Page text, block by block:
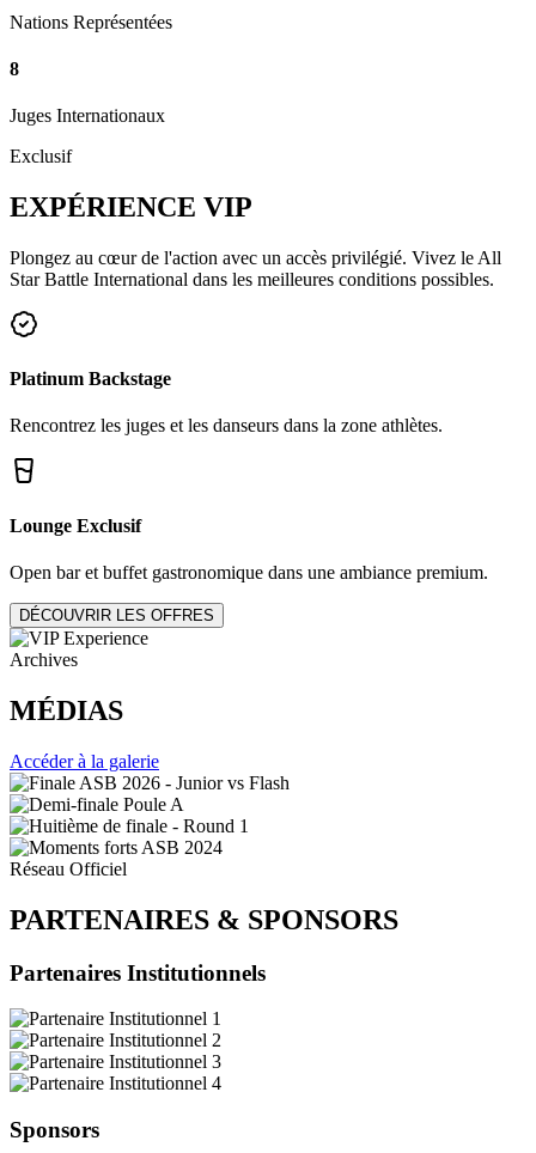
Nations Représentées
8
Juges Internationaux
Exclusif
EXPÉRIENCE VIP
Plongez au cœur de l'action avec un accès privilégié. Vivez le All
Star Battle International dans les meilleures conditions possibles.
Platinum Backstage
Rencontrez les juges et les danseurs dans la zone athlètes.
Lounge Exclusif
Open bar et buffet gastronomique dans une ambiance premium.
DÉCOUVRIR LES OFFRES
Archives
MÉDIAS
Accéder à la galerie
Réseau Officiel
PARTENAIRES & SPONSORS
Partenaires Institutionnels
Sponsors